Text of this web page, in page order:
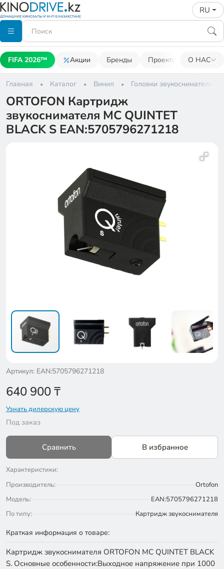
RU
FIFA 2026™ Акции Бренды Проекторы О НАС
Главная Каталог Винил Головки звукоснимателя
ORTOFON Картридж
звукоснимателя MC QUINTET
BLACK S EAN:5705796271218
Артикул: EAN:5705796271218
640 900₸
Узнать дилерскую цену
Под заказ
Сравнить В избранное
Характеристики:
Производитель:
Ortofon
Модель:
EAN:5705796271218
По типу:
Картридж звукоснимателя
Краткая информация о товаре:
Картридж звукоснимателя ORTOFON MC QUINTET BLACK
S. Основные особенности:Выходное напряжение при 1000